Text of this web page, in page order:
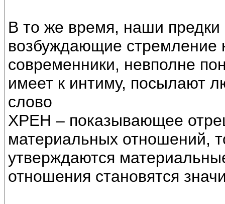
В то же время, наши предки
возбуждающие стремление
современники, невполне
имеет к интиму, посылают
слово
ХРЕН – показывающее
материальных отношений,
утверждаются
отношения становятся